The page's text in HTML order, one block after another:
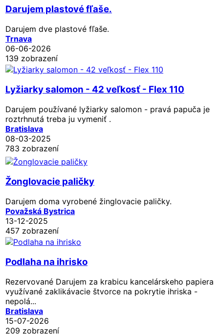
Darujem plastové fľaše.
Darujem dve plastové fľaše.
Trnava
06-06-2026
139 zobrazení
Lyžiarky salomon - 42 veľkosť - Flex 110
Darujem používané lyžiarky salomon - pravá papuča je
roztrhnutá treba ju vymeniť .
Bratislava
08-03-2025
783 zobrazení
Žonglovacie paličky
Darujem doma vyrobené žinglovacie paličky.
Považská Bystrica
13-12-2025
457 zobrazení
Podlaha na ihrisko
Rezervované Darujem za krabicu kancelárskeho papiera
využívané zaklikávacie štvorce na pokrytie ihriska -
nepolá...
Bratislava
15-07-2026
209 zobrazení